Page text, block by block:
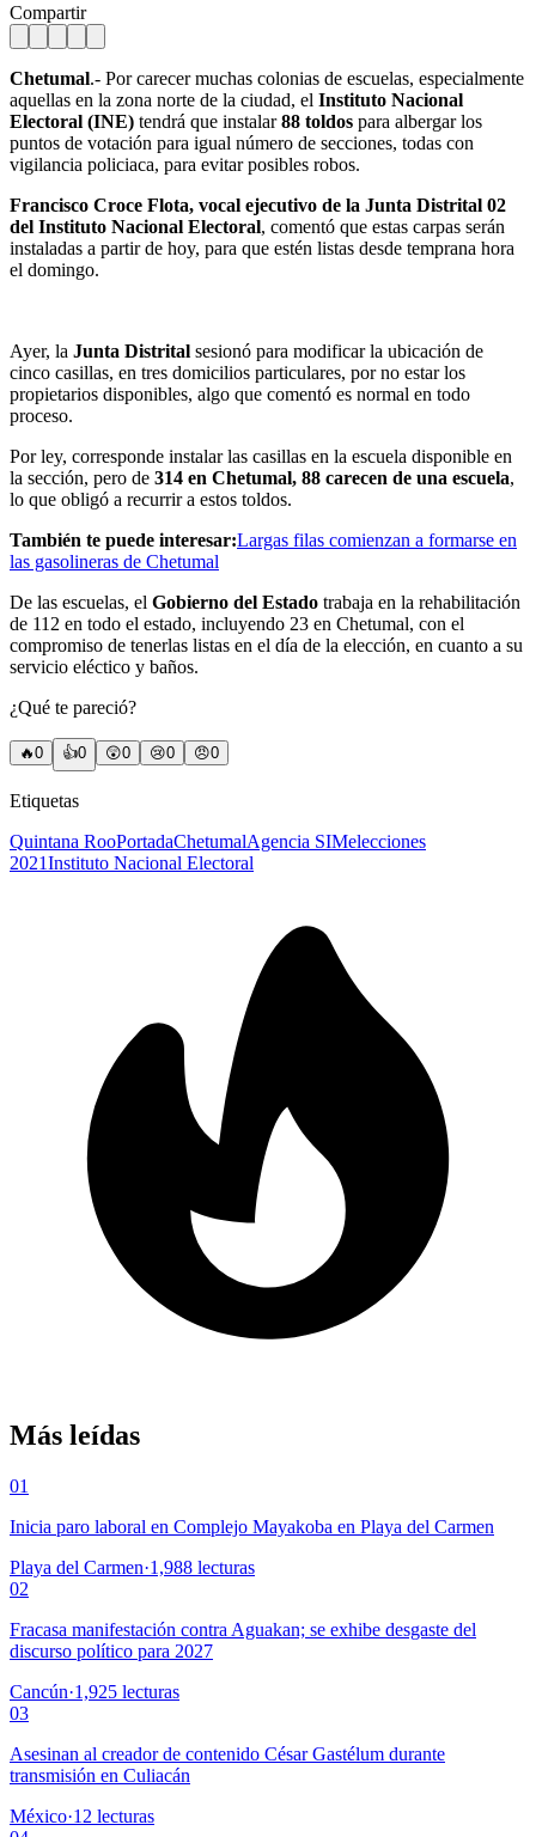
Compartir
Chetumal.- Por carecer muchas colonias de escuelas, especialmente
aquellas en la zona norte de la ciudad, el Instituto Nacional
Electoral (INE) tendrá que instalar88 toldos para albergar los
puntos de votación para igual número de secciones, todas con
vigilancia policiaca, para evitar posibles robos.
Francisco Croce Flota, vocal ejecutivo de la Junta Distrital 02
del Instituto Nacional Electoral, comentó que estas carpas serán
instaladas a partir de hoy, para que estén listas desde temprana hora
el domingo.
Ayer, la Junta Distrital sesionó para modificar la ubicación de
cinco casillas, en tres domicilios particulares, por no estar los
propietarios disponibles, algo que comentó es normal en todo
proceso.
Por ley, corresponde instalar las casillas en la escuela disponible en
la sección, pero de 314 en Chetumal, 88 carecen de una escuela,
lo que obligó a recurrir a estos toldos.
También te puede interesar:Largas filas comienzan a formarse en
las gasolineras de Chetumal
De las escuelas, el Gobierno del Estado trabaja en la rehabilitación
de 112 en todo el estado, incluyendo 23 en Chetumal, con el
compromiso de tenerlas listas en el día de la elección, en cuanto a su
servicio eléctico y baños.
¿Qué te pareció?
🔥0 👍0 😲0 😢0 😠0
Etiquetas
Quintana RooPortadaChetumalAgencia SIMelecciones
2021Instituto Nacional Electoral
Más leídas
01
Inicia paro laboral en Complejo Mayakoba en Playa del Carmen
Playa del Carmen·1,988 lecturas
02
Fracasa manifestación contra Aguakan; se exhibe desgaste del
discurso político para 2027
Cancún·1,925 lecturas
03
Asesinan al creador de contenido César Gastélum durante
transmisión en Culiacán
México·12 lecturas